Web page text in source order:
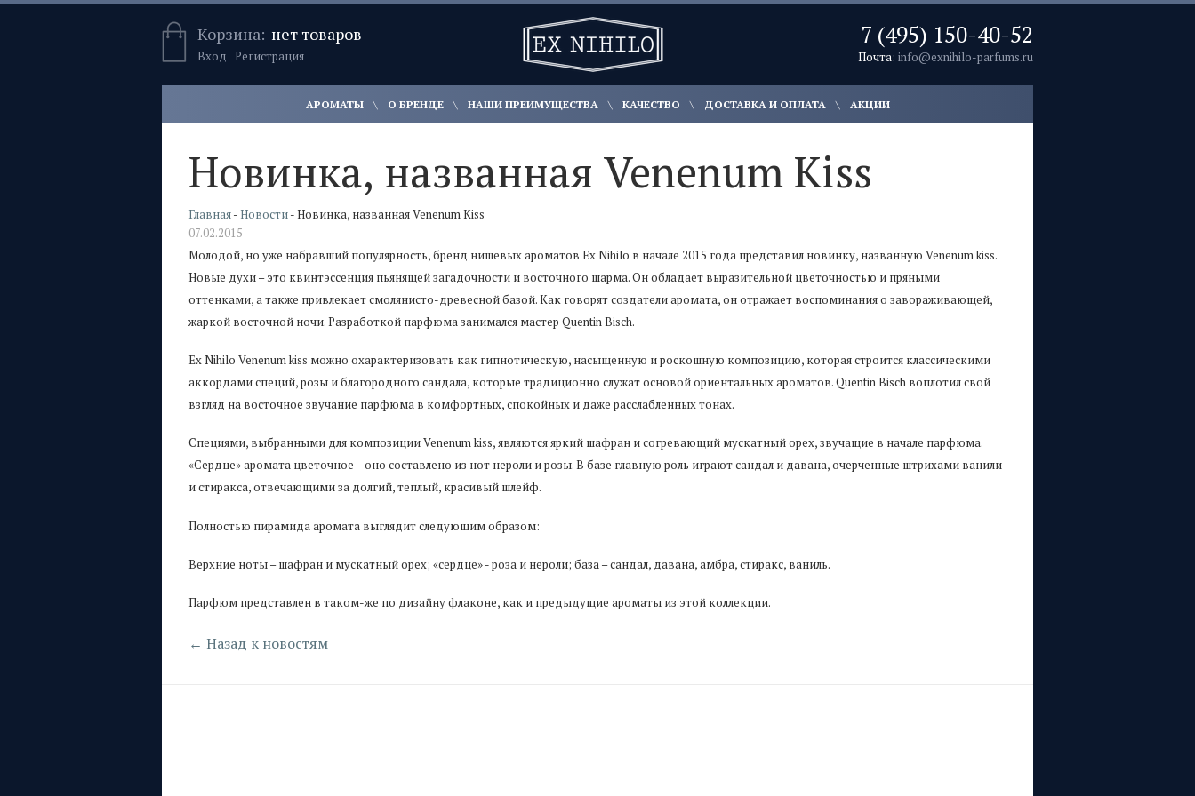
Корзина: нет товаров 7 (495) 150-40-52
Почта: info@exnihilo-parfums.ru
Вход Регистрация
АРОМАТЫ О БРЕНДЕ НАШИ ПРЕИМУЩЕСТВА КАЧЕСТВО ДОСТАВКА И ОПЛАТА АКЦИИ
Новинка, названная Venenum Кiss
Главная-Новости- Новинка, названная Venenum Кiss
07.02.2015
Молодой, но уже набравший популярность, бренд нишевых ароматов Ex Nihilo в начале 2015 года представил новинку, названную Venenum kiss.
Новые духи – это квинтэссенция пьянящей загадочности и восточного шарма. Он обладает выразительной цветочностью и пряными
оттенками, а также привлекает смолянисто-древесной базой. Как говорят создатели аромата, он отражает воспоминания о завораживающей,
жаркой восточной ночи. Разработкой парфюма занимался мастер Quentin Bisch.
Ex Nihilo Venenum kiss можно охарактеризовать как гипнотическую, насыщенную и роскошную композицию, которая строится классическими
аккордами специй, розы и благородного сандала, которые традиционно служат основой ориентальных ароматов. Quentin Bisch воплотил свой
взгляд на восточное звучание парфюма в комфортных, спокойных и даже расслабленных тонах.
Специями, выбранными для композиции Venenum kiss, являются яркий шафран и согревающий мускатный орех, звучащие в начале парфюма.
«Сердце» аромата цветочное – оно составлено из нот нероли и розы. В базе главную роль играют сандал и давана, очерченные штрихами ванили
и стиракса, отвечающими за долгий, теплый, красивый шлейф.
Полностью пирамида аромата выглядит следующим образом:
Верхние ноты – шафран и мускатный орех; «сердце» - роза и нероли; база – сандал, давана, амбра, стиракс, ваниль.
Парфюм представлен в таком-же по дизайну флаконе, как и предыдущие ароматы из этой коллекции.
← Назад к новостям